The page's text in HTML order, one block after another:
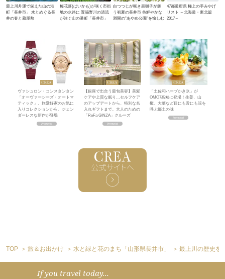
最上川舟運で栄えた山の港
町「長井市」 水とめぐる長
井の春と蔵屋敷
梅花藻(ばいかも)が咲く市街
地の水路に 置賜野川の清流
が注ぐ山の港町「長井市」
白つつじが咲き黒獅子が舞
う初夏の長井市 色鮮やかな
満開の”あやめ公園”を愉しむ
47都道府県 極上の手みやげ
リスト ～北海道・東北篇
2017～
ヴァシュロン・コンスタンタン
「オーヴァーシーズ・オートマ
ティック」。旅愛好家のお気に
入りコレクションから、ジェン
ダーレスな新作が登場
【銀座で出合う最旬美容】美髪
ケアや上質な眠り…セルフケア
のアップデートから、特別な名
入れギフトまで。大人のための
「ReFa GINZA」クルーズ
「土佐和ハーブかき氷」が
OMO7高知に登場！生姜、山
椒、大葉など目にも舌にも涼を
呼ぶ郷土の味
TOP 旅＆お出かけ 水と緑と花のまち「山形県長井市」 最上川の歴史を
If you travel today...